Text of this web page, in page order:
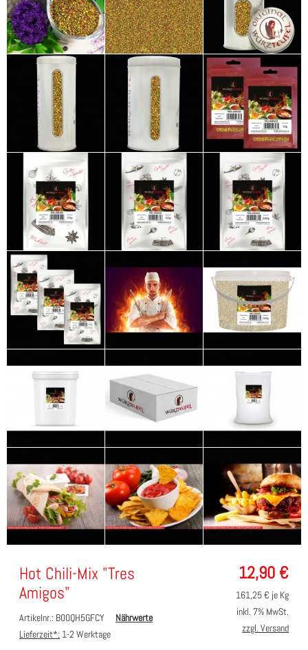
12,90 €
Hot Chili-Mix "Tres
Amigos"
Artikelnr.: B00QH5GFCY
Nährwerte
Lieferzeit*: 1-2 Werktage
161,25€ je Kg
inkl. 7% MwSt.
zzgl. Versand